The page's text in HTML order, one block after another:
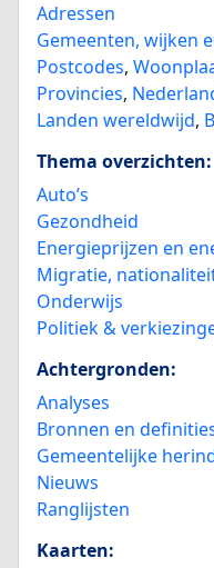
Adressen
Gemeenten, wijken
Postcodes,
Provincies,
Landen wereldwijd,
Thema overzichten:
Auto’s
Gezondheid
Energieprijzen en
Migratie,
Onderwijs
Politiek &
Achtergronden:
Analyses
Bronnen en
Gemeentelijke
Nieuws
Ranglijsten
Kaarten: